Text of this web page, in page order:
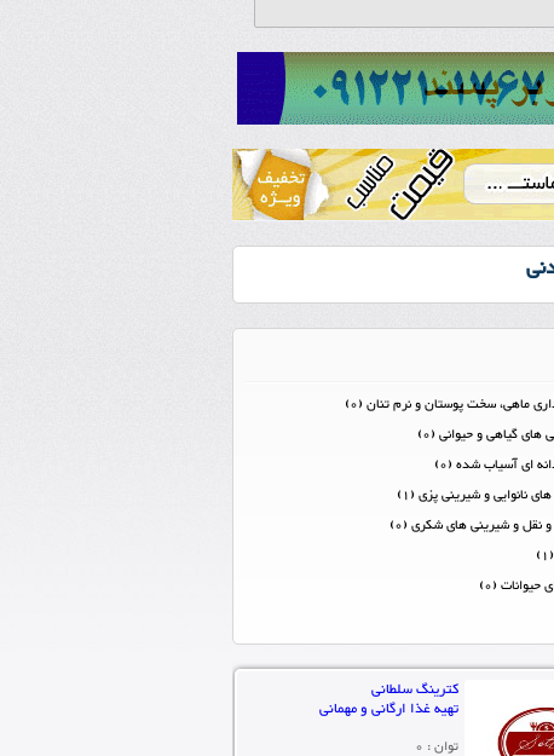
ماهی، سخت پوستان و نرم تنان (0)
گیاهی و حیوانی (0)
ای آسیاب شده (0)
نانوايی و شيرينی پزی (1)
و نقل و شیرینی های شکری (0)
حیوانات (0)
کترینگ سلطانی
تهیه غذا ارگانی و مهمانی
توان : 0